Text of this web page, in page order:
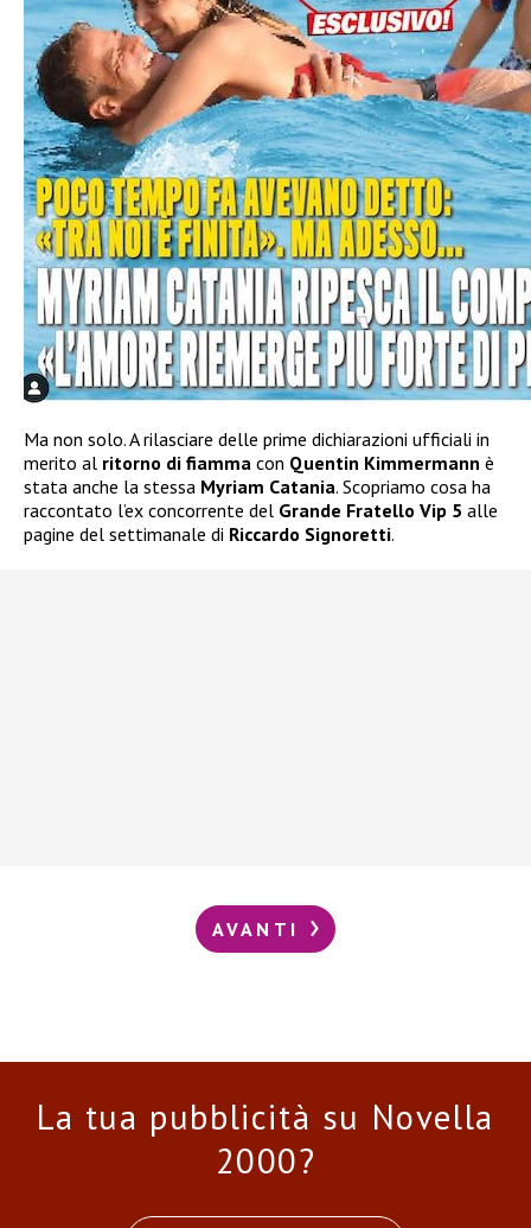
Ma non solo. A rilasciare delle prime dichiarazioni ufficiali in
merito al ritorno di fiamma con Quentin Kimmermann è
stata anche la stessa Myriam Catania. Scopriamo cosa ha
raccontato l’ex concorrente del Grande Fratello Vip 5 alle
pagine del settimanale di Riccardo Signoretti.
AVANTI
La tua pubblicità su Novella
2000?